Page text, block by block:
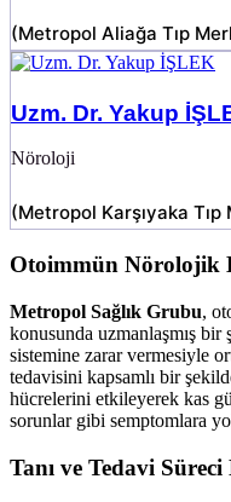
(Metropol Aliağa Tıp
Uzm. Dr. Yakup
Nöroloji
(Metropol Karşıyaka Tıp
Otoimmün Nörolojik
Metropol Sağlık Grubu,
konusunda uzmanlaşmış bir
sistemine zarar vermesiyle
tedavisini kapsamlı bir
hücrelerini etkileyerek kas
sorunlar gibi semptomlara
Tanı ve Tedavi Süreci